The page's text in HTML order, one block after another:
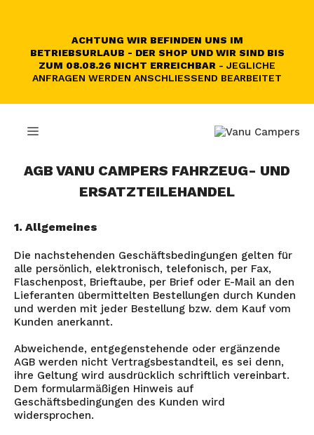
ACHTUNG WIR BEFINDEN UNS IM
BETRIEBSURLAUB - DER SHOP UND WIR SIND BIS
ZUM 08.08.26 NICHT ERREICHBAR - JEGLICHE
ANFRAGEN WERDEN ANSCHLIESSEND BEARBEITET
MENÜ
AGB VANU CAMPERS FAHRZEUG- UND
ERSATZTEILEHANDEL
1. Allgemeines
Die nachstehenden Geschäftsbedingungen gelten für
alle persönlich, elektronisch, telefonisch, per Fax,
Flaschenpost, Brieftaube, per Brief oder E-Mail an den
Lieferanten übermittelten Bestellungen durch Kunden
und werden mit jeder Bestellung bzw. dem Kauf vom
Kunden anerkannt.
Abweichende, entgegenstehende oder ergänzende
AGB werden nicht Vertragsbestandteil, es sei denn,
ihre Geltung wird ausdrücklich schriftlich vereinbart.
Dem formularmäßigen Hinweis auf
Geschäftsbedingungen des Kunden wird
widersprochen.